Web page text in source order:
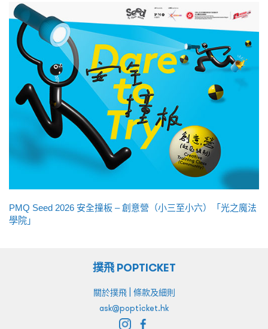
PMQ Seed 2026 安全撞板 – 創意營（小三至小六）「光之魔法
學院」
撲飛 POPTICKET
關於撲飛| 條款及細則
ask@popticket.hk